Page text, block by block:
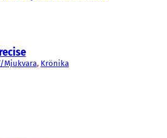
Mjukvara, Krönika